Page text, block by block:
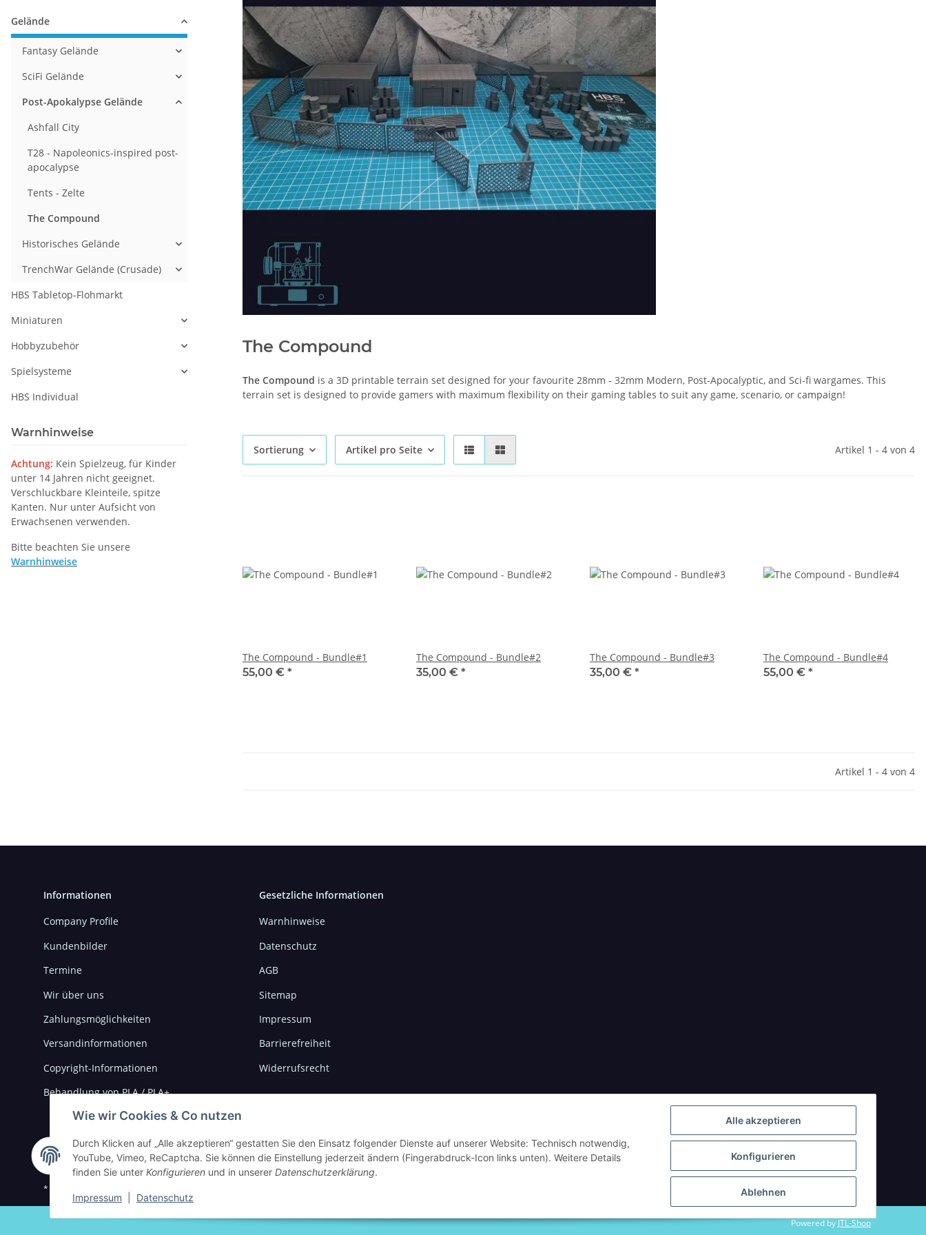
The Compound
The Compound is a 3D printable terrain set designed for your favourite 28mm - 32mm Modern, Post-Apocalyptic, and Sci-fi wargames. This
terrain set is designed to provide gamers with maximum flexibility on their gaming tables to suit any game, scenario, or campaign!
Sortierung Artikel pro Seite Artikel 1 - 4 von 4
The Compound - Bundle#1
55,00 € *
The Compound - Bundle#2
35,00 € *
The Compound - Bundle#3
35,00 € *
The Compound - Bundle#4
55,00 € *
Artikel 1 - 4 von 4
Gelände
Fantasy Gelände
SciFi Gelände
Post-Apokalypse Gelände
Ashfall City
T28 - Napoleonics-inspired post-
apocalypse
Tents - Zelte
The Compound
Historisches Gelände
TrenchWar Gelände (Crusade)
HBS Tabletop-Flohmarkt
Miniaturen
Hobbyzubehör
Spielsysteme
HBS Individual
Warnhinweise
Achtung: Kein Spielzeug, für Kinder
unter 14 Jahren nicht geeignet.
Verschluckbare Kleinteile, spitze
Kanten. Nur unter Aufsicht von
Erwachsenen verwenden.
Bitte beachten Sie unsere
Warnhinweise
Informationen
Company Profile
Kundenbilder
Termine
Wir über uns
Zahlungsmöglichkeiten
Versandinformationen
Copyright-Informationen
Behandlung von PLA / PLA+
Gesetzliche Informationen
Warnhinweise
Datenschutz
AGB
Sitemap
Impressum
Barrierefreiheit
Widerrufsrecht
* Alle Preise inkl. gesetzlicher USt., zzgl.
Powered by JTL-Shop
Wie wir Cookies & Co nutzen
Durch Klicken auf „Alle akzeptieren“ gestatten Sie den Einsatz folgender Dienste auf unserer Website: Technisch notwendig,
YouTube, Vimeo, ReCaptcha. Sie können die Einstellung jederzeit ändern (Fingerabdruck-Icon links unten). Weitere Details
finden Sie unter Konfigurieren und in unserer Datenschutzerklärung.
Impressum Datenschutz
Alle akzeptieren
Konfigurieren
Ablehnen